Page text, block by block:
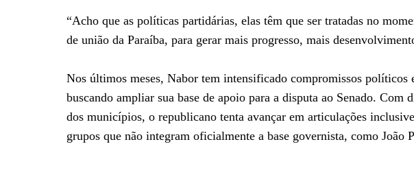
“Acho que as políticas partidárias, elas têm que ser tratadas no
de união da Paraíba, para gerar mais progresso, mais
Nos últimos meses, Nabor tem intensificado compromissos políticos
buscando ampliar sua base de apoio para a disputa ao Senado.
dos municípios, o republicano tenta avançar em articulações
grupos que não integram oficialmente a base governista, como João